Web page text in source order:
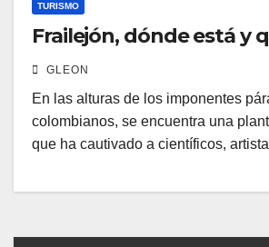
TURISMO
Frailejón, dónde está y
GLEON
En las alturas de los imponentes
colombianos, se encuentra una
que ha cautivado a científicos,